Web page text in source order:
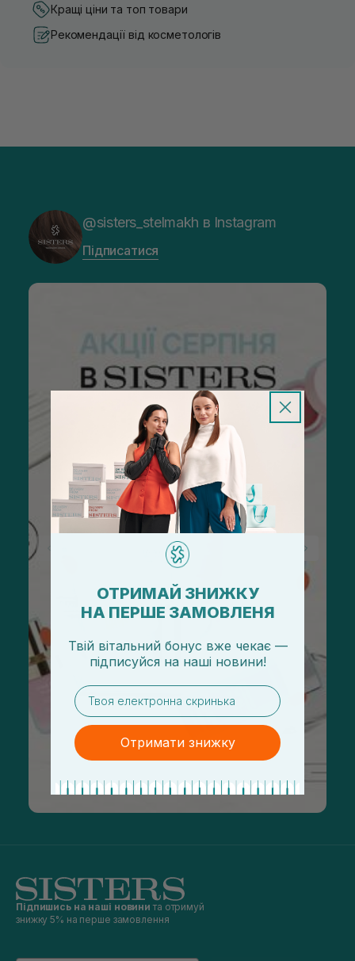
Кращі ціни та топ товари
Рекомендації від косметологів
@sisters_stelmakh в Instagram
Підписатися
Підпишись на наші новини та отримуй
знижку 5% на перше замовлення
ОТРИМАЙ ЗНИЖКУ
НА ПЕРШЕ ЗАМОВЛЕНЯ
Твій вітальний бонус вже чекає —
підписуйся на наші новини!
email
Отримати знижку